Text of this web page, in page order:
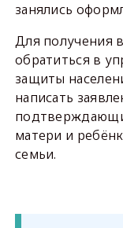
занялись
Для получения
обратиться в
защиты
написать
матери и
семьи.